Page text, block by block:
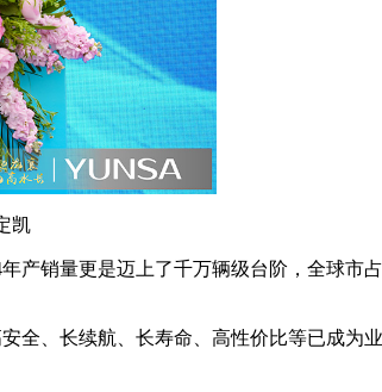
凯
产销量更是迈上了千万辆级台阶，全球市
全、长续航、长寿命、高性价比等已成为